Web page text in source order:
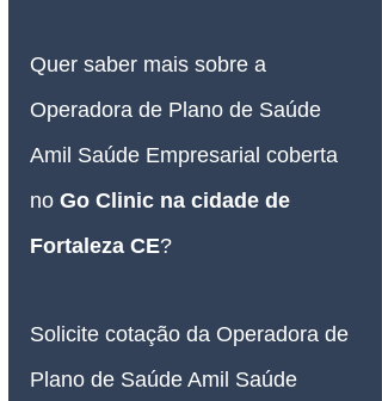
Quer saber mais sobre a
Operadora de Plano de Saúde
Amil Saúde Empresarial coberta
no Go Clinic na cidade de
Fortaleza CE?
Solicite cotação da Operadora de
Plano de Saúde Amil Saúde